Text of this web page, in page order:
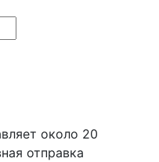
около 20
отправка